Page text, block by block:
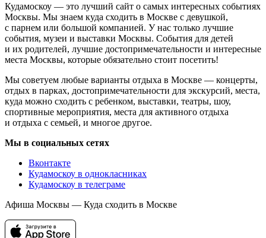
Кудамоскоу — это лучший сайт о самых интересных событиях
Москвы. Мы знаем куда сходить в Москве с девушкой,
с парнем или большой компанией. У нас только лучшие
события, музеи и выставки Москвы. События для детей
и их родителей, лучшие достопримечательности и интересные
места Москвы, которые обязательно стоит посетить!
Мы советуем любые варианты отдыха в Москве — концерты,
отдых в парках, достопримечательности для экскурсий, места,
куда можно сходить с ребенком, выставки, театры, шоу,
спортивные мероприятия, места для активного отдыха
и отдыха с семьей, и многое другое.
Мы в социальных сетях
Вконтакте
Кудамоскоу в однокласниках
Кудамоскоу в телеграме
Афиша Москвы — Куда сходить в Москве